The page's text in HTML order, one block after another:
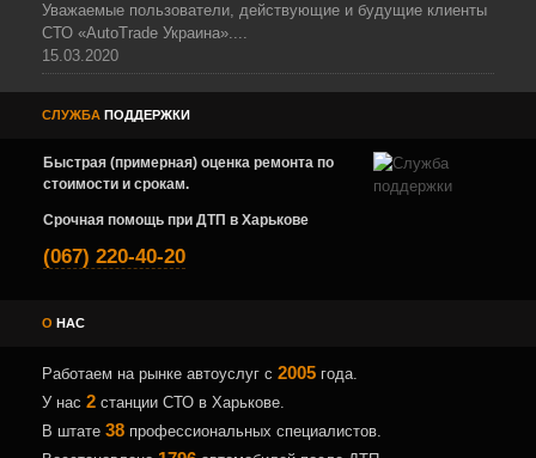
Уважаемые пользователи, действующие и будущие клиенты
СТО «AutoTrade Украина»....
15.03.2020
СЛУЖБА ПОДДЕРЖКИ
Быстрая (примерная) оценка ремонта по
стоимости и срокам.
Срочная помощь при ДТП в Харькове
(067) 220-40-20
О НАС
Работаем на рынке автоуслуг с 2005 года.
У нас 2 станции СТО в Харькове.
В штате 38 профессиональных специалистов.